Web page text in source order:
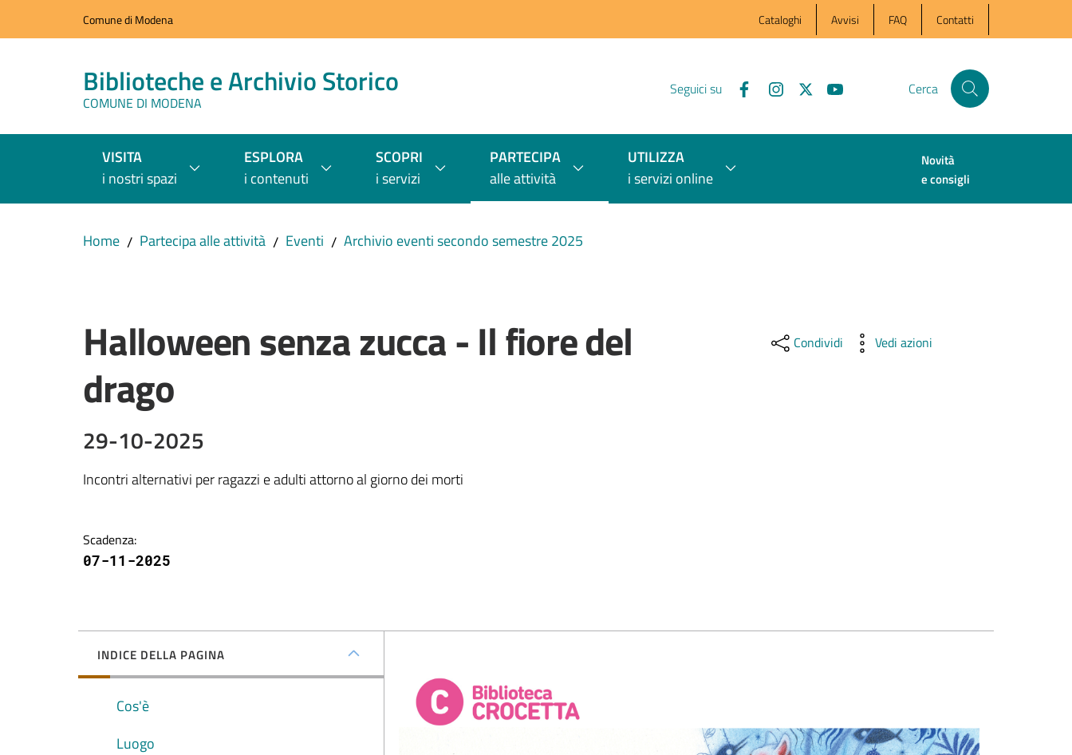
Vai al contenuto
Vai alla navigazioneComune di Modena Cataloghi Avvisi FAQ Contatti
Biblioteche e Archivio Storico
COMUNE DI MODENA
Seguici su Cerca
VISITA
i nostri spazi
ESPLORA
i contenuti
SCOPRI
i servizi
PARTECIPA
alle attività
UTILIZZA
i servizi online
Novità
e consigli
Home / Partecipa alle attività / Eventi / Archivio eventi secondo semestre 2025
Halloween senza zucca - Il fiore del
drago
29-10-2025
Incontri alternativi per ragazzi e adulti attorno al giorno dei morti
Scadenza:
07-11-2025
Condividi Vedi azioni
INDICE DELLA PAGINA
Cos'è
Luogo